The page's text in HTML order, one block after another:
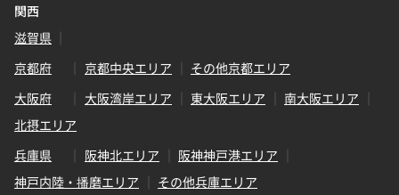
関西
滋賀県
京都府
京都中央エリア
その他京都エリア
大阪府
大阪湾岸エリア 東大阪エリア
南大阪エリア
北摂エリア
兵庫県
阪神北エリア
阪神神戸港エリア
神戸内陸・播磨エリア
その他兵庫エリア